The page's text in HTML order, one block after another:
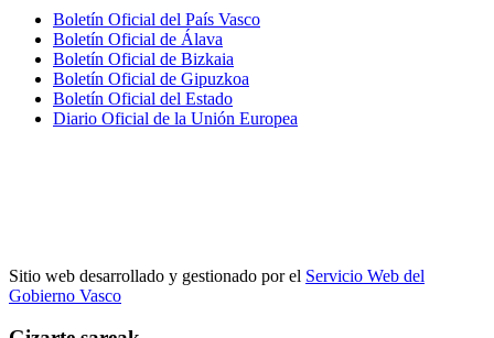
Boletín Oficial del País Vasco
Boletín Oficial de Álava
Boletín Oficial de Bizkaia
Boletín Oficial de Gipuzkoa
Boletín Oficial del Estado
Diario Oficial de la Unión Europea
Sitio web desarrollado y gestionado por el Servicio Web del
Gobierno Vasco